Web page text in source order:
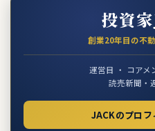
投資
創業20年目の不
運営目 ・ コアメ
読売新聞・
JACKのプロ